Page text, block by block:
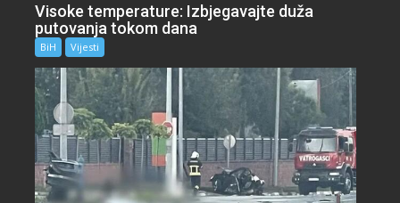
Visoke temperature: Izbjegavajte duža
putovanja tokom dana
BiH Vijesti